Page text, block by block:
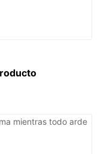
mientras todo arde